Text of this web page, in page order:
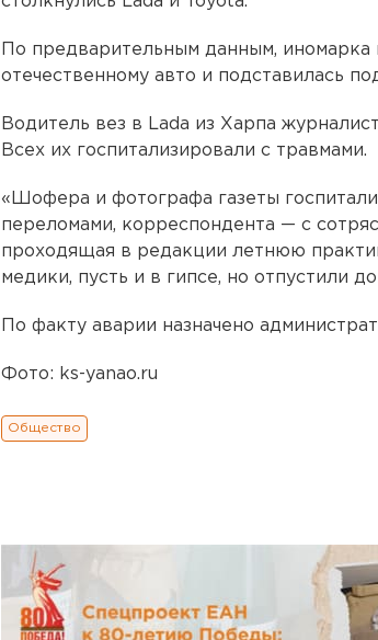
По предварительным данным,
отечественному авто и подставилась
Водитель вез в Lada из Харпа
Всех их госпитализировали с травмами.
«Шофера и фотографа газеты
переломами, корреспондента — с
проходящая в редакции летнюю
медики, пусть и в гипсе, но отпустили
По факту аварии назначено
Фото: ks-yanao.ru
Общество